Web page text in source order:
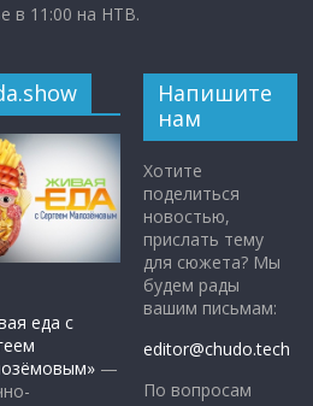
в 11:00 на НТВ.
еда с
—
Напишите
нам
Хотите
поделиться
новостью,
прислать тему
для сюжета? Мы
будем рады
вашим письмам:
editor@chudo.tech
По вопросам